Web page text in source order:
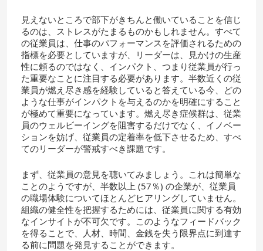
見えないところで部下がきちんと働いていることを信じ
るのは、ストレスがたまるものかもしれません。すべて
の従業員は、仕事のパフォーマンスを評価されるための
指標を必要としていますが、リーダーは、見かけの生産
性に頼るのではなく、インパクト、つまり従業員が行っ
た重要なことに注目する必要があります。半数近くの従
業員が燃え尽き感を経験していると答えている今、どの
ような仕事がインパクトを与えるのかを明確にすること
が極めて重要になっています。燃え尽き症候群は、従業
員のウェルビーイングを阻害するだけでなく、イノベー
ションを妨げ、従業員の定着率を低下させるため、すべ
てのリーダーが警戒すべき課題です。
まず、従業員の意見を聴いてみましょう。これは簡単な
ことのようですが、半数以上 (57％) の企業が、従業員
の職場体験についてほとんどヒアリングしていません。
組織の健全性を把握するためには、従業員に関する有効
なインサイトが不可欠です。このようなフィードバック
を得ることで、人材、時間、金銭を失う限界点に到達す
る前に問題を発見することができます。